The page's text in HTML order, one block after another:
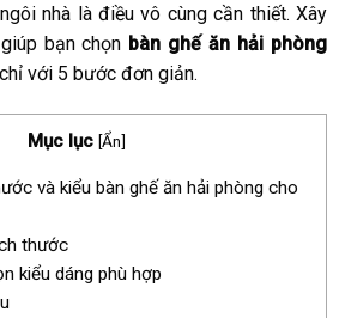
nhà là điều vô cùng cần thiết. Xây
bạn chọn bàn ghế ăn hải phòng
với 5 bước đơn giản.
Mục lục [Ẩn]
và kiểu bàn ghế ăn hải phòng cho
thước
kiểu dáng phù hợp